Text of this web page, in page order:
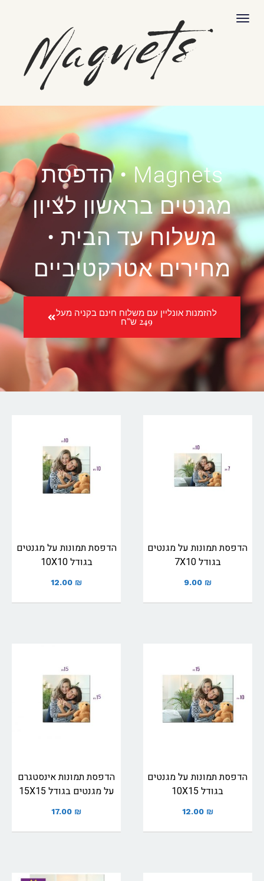
תפריט
Magnets • הדפסת
מגנטים בראשון לציון
משלוח עד הבית •
מחירים אטרקטיביים
להזמנות אונליין עם משלוח חינם בקניה מעל
249 ש”ח
הדפסת תמונות על מגנטים
בגודל 7X10
9.00 ₪
הדפסת תמונות על מגנטים
בגודל 10X10
12.00 ₪
הדפסת תמונות על מגנטים
בגודל 10X15
12.00 ₪
הדפסת תמונות אינסטגרם
על מגנטים בגודל 15X15
17.00 ₪